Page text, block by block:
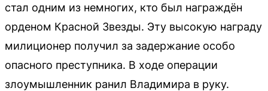
стал одним из немногих, кто был награждён
орденом Красной Звезды. Эту высокую награду
милиционер получил за задержание особо
опасного преступника. В ходе операции
злоумышленник ранил Владимира в руку.